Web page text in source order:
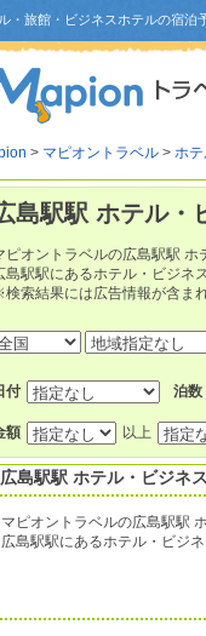
・旅館・ビジネスホテルの宿泊
> マピオントラベル > ホ
島駅駅 ホテル・
ピオントラベルの広島駅駅 ホ
島駅駅にあるホテル・ビジネ
索結果には広告情報が含まれ
付 泊数
額 以上
広島駅駅 ホテル・ビジネ
マピオントラベルの広島駅駅
広島駅駅にあるホテル・ビジ